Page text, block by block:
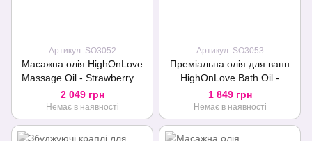
Артикул: SO3052
Масажна олія HighOnLove
Massage Oil - Strawberry &
Champagne (120 мл) з
маслом насіння конопель
2 049 грн
Немає в наявності
Артикул: SO3053
Преміальна олія для ванн
HighOnLove Bath Oil -
Lavender Honeybee (100
мл) з маслом насіння
конопель
1 849 грн
Немає в наявності